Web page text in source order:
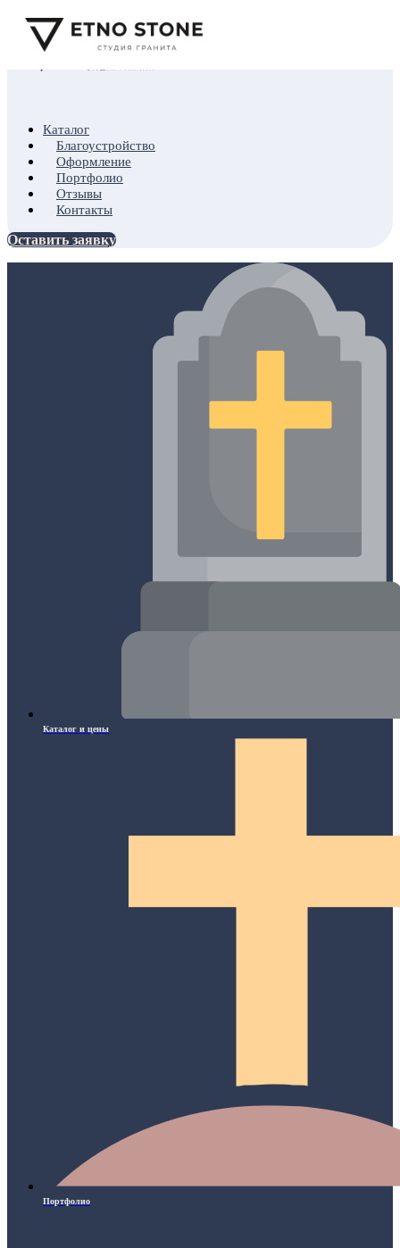
Каталог
Благоустройство
Оформление
Портфолио
Отзывы
Контакты
Оставить заявку
Каталог и цены
Портфолио